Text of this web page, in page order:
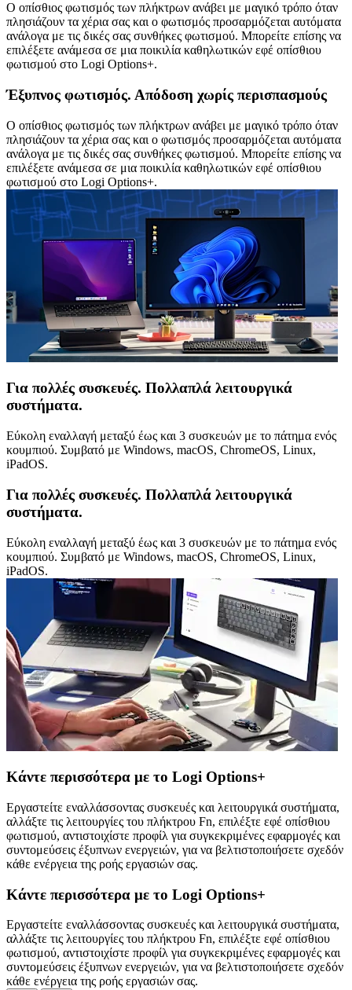
Ο οπίσθιος φωτισμός των πλήκτρων ανάβει με μαγικό τρόπο όταν
πλησιάζουν τα χέρια σας και ο φωτισμός προσαρμόζεται αυτόματα
ανάλογα με τις δικές σας συνθήκες φωτισμού. Μπορείτε επίσης να
επιλέξετε ανάμεσα σε μια ποικιλία καθηλωτικών εφέ οπίσθιου
φωτισμού στο Logi Options+.
Έξυπνος φωτισμός. Απόδοση χωρίς περισπασμούς
Ο οπίσθιος φωτισμός των πλήκτρων ανάβει με μαγικό τρόπο όταν
πλησιάζουν τα χέρια σας και ο φωτισμός προσαρμόζεται αυτόματα
ανάλογα με τις δικές σας συνθήκες φωτισμού. Μπορείτε επίσης να
επιλέξετε ανάμεσα σε μια ποικιλία καθηλωτικών εφέ οπίσθιου
φωτισμού στο Logi Options+.
Για πολλές συσκευές. Πολλαπλά λειτουργικά
συστήματα.
Εύκολη εναλλαγή μεταξύ έως και 3 συσκευών με το πάτημα ενός
κουμπιού. Συμβατό με Windows, macOS, ChromeOS, Linux,
iPadOS.
Για πολλές συσκευές. Πολλαπλά λειτουργικά
συστήματα.
Εύκολη εναλλαγή μεταξύ έως και 3 συσκευών με το πάτημα ενός
κουμπιού. Συμβατό με Windows, macOS, ChromeOS, Linux,
iPadOS.
Κάντε περισσότερα με το Logi Options+
Εργαστείτε εναλλάσσοντας συσκευές και λειτουργικά συστήματα,
αλλάξτε τις λειτουργίες του πλήκτρου Fn, επιλέξτε εφέ οπίσθιου
φωτισμού, αντιστοιχίστε προφίλ για συγκεκριμένες εφαρμογές και
συντομεύσεις έξυπνων ενεργειών, για να βελτιστοποιήσετε σχεδόν
κάθε ενέργεια της ροής εργασιών σας.
Κάντε περισσότερα με το Logi Options+
Εργαστείτε εναλλάσσοντας συσκευές και λειτουργικά συστήματα,
αλλάξτε τις λειτουργίες του πλήκτρου Fn, επιλέξτε εφέ οπίσθιου
φωτισμού, αντιστοιχίστε προφίλ για συγκεκριμένες εφαρμογές και
συντομεύσεις έξυπνων ενεργειών, για να βελτιστοποιήσετε σχεδόν
κάθε ενέργεια της ροής εργασιών σας.